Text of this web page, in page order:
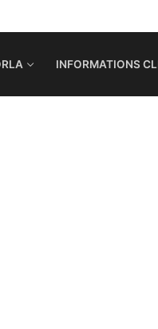
INFORMATIONS